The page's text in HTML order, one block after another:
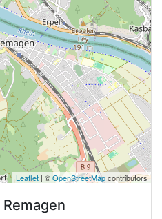
Leaflet | ©OpenStreetMapcontributors
Remagen